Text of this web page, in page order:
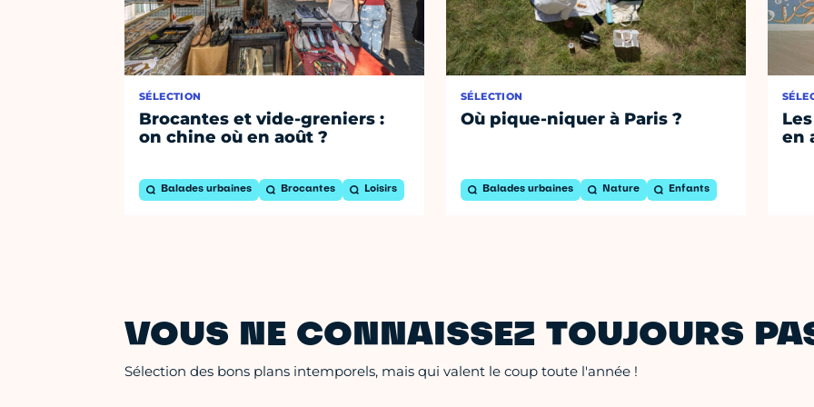
SÉLECTION
Brocantes et vide-greniers :
on chine où en août ?
Balades urbaines Brocantes Loisirs
SÉLECTION
Où pique-niquer à Paris ?
Balades urbaines Nature Enfants
en
VOUS NE CONNAISSEZ TOUJOURS
Sélection des bons plans intemporels, mais qui valent le coup toute l'année !